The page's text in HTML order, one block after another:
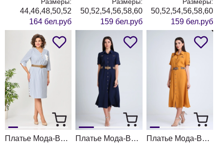
44,46,48,50,52
164 бел.руб
50,52,54,56,58,60
159 бел.руб
50,52,54,56,58,60
159 бел.руб
Платье Мода-Версаль 2393 синий полоска Платье Мода-Версаль 2298/темно-синий Платье Мода-Версаль 2298/горчица